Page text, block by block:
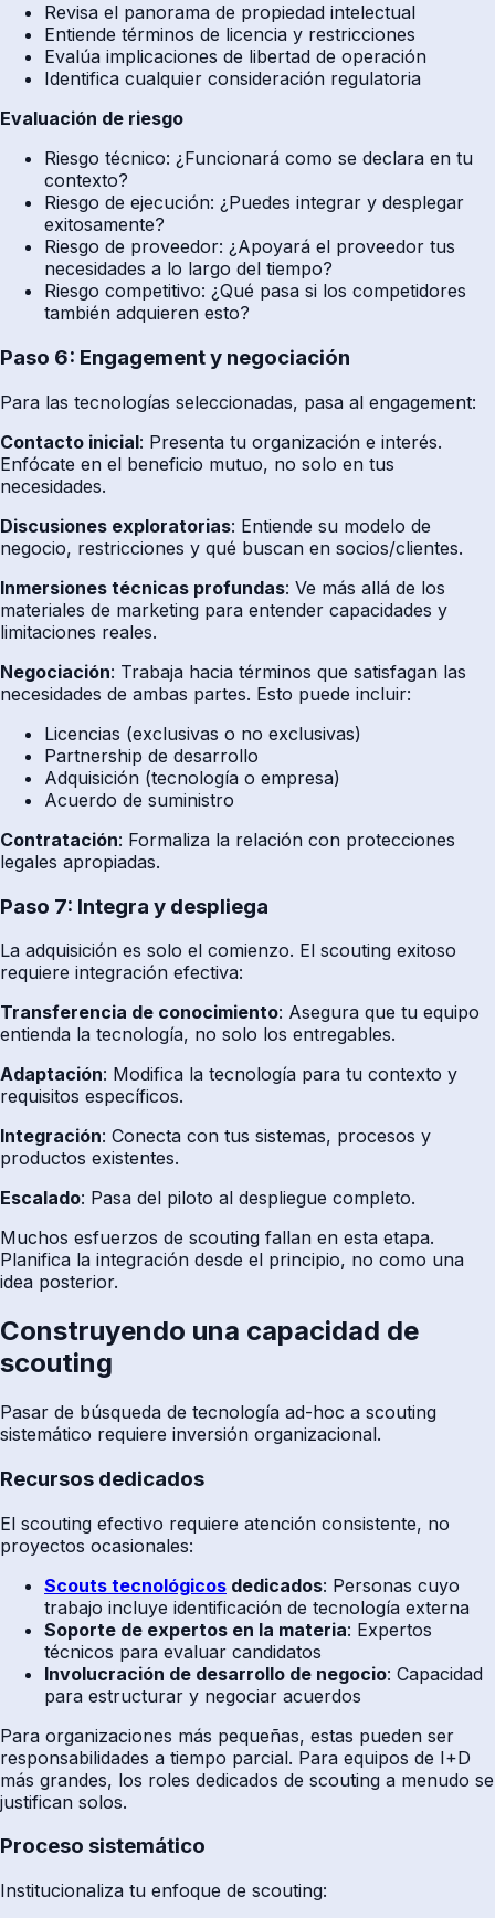
Revisa el panorama de propiedad intelectual
Entiende términos de licencia y restricciones
Evalúa implicaciones de libertad de operación
Identifica cualquier consideración regulatoria
Evaluación de riesgo
Riesgo técnico: ¿Funcionará como se declara en tu
contexto?
Riesgo de ejecución: ¿Puedes integrar y desplegar
exitosamente?
Riesgo de proveedor: ¿Apoyará el proveedor tus
necesidades a lo largo del tiempo?
Riesgo competitivo: ¿Qué pasa si los competidores
también adquieren esto?
Paso 6: Engagement y negociación
Para las tecnologías seleccionadas, pasa al engagement:
Contacto inicial: Presenta tu organización e interés.
Enfócate en el beneficio mutuo, no solo en tus
necesidades.
Discusiones exploratorias: Entiende su modelo de
negocio, restricciones y qué buscan en socios/clientes.
Inmersiones técnicas profundas: Ve más allá de los
materiales de marketing para entender capacidades y
limitaciones reales.
Negociación: Trabaja hacia términos que satisfagan las
necesidades de ambas partes. Esto puede incluir:
Licencias (exclusivas o no exclusivas)
Partnership de desarrollo
Adquisición (tecnología o empresa)
Acuerdo de suministro
Contratación: Formaliza la relación con protecciones
legales apropiadas.
Paso 7: Integra y despliega
La adquisición es solo el comienzo. El scouting exitoso
requiere integración efectiva:
Transferencia de conocimiento: Asegura que tu equipo
entienda la tecnología, no solo los entregables.
Adaptación: Modifica la tecnología para tu contexto y
requisitos específicos.
Integración: Conecta con tus sistemas, procesos y
productos existentes.
Escalado: Pasa del piloto al despliegue completo.
Muchos esfuerzos de scouting fallan en esta etapa.
Planifica la integración desde el principio, no como una
idea posterior.
Construyendo una capacidad de
scouting
Pasar de búsqueda de tecnología ad-hoc a scouting
sistemático requiere inversión organizacional.
Recursos dedicados
El scouting efectivo requiere atención consistente, no
proyectos ocasionales:
Scouts tecnológicos dedicados: Personas cuyo
trabajo incluye identificación de tecnología externa
Soporte de expertos en la materia: Expertos
técnicos para evaluar candidatos
Involucración de desarrollo de negocio: Capacidad
para estructurar y negociar acuerdos
Para organizaciones más pequeñas, estas pueden ser
responsabilidades a tiempo parcial. Para equipos de I+D
más grandes, los roles dedicados de scouting a menudo se
justifican solos.
Proceso sistemático
Institucionaliza tu enfoque de scouting: